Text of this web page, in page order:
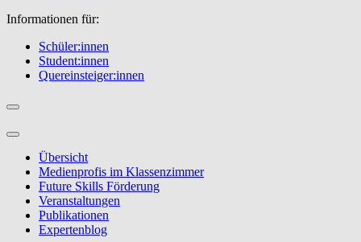
Informationen für:
Schüler:innen
Student:innen
Quereinsteiger:innen
Übersicht
Medienprofis im Klassenzimmer
Future Skills Förderung
Veranstaltungen
Publikationen
Expertenblog